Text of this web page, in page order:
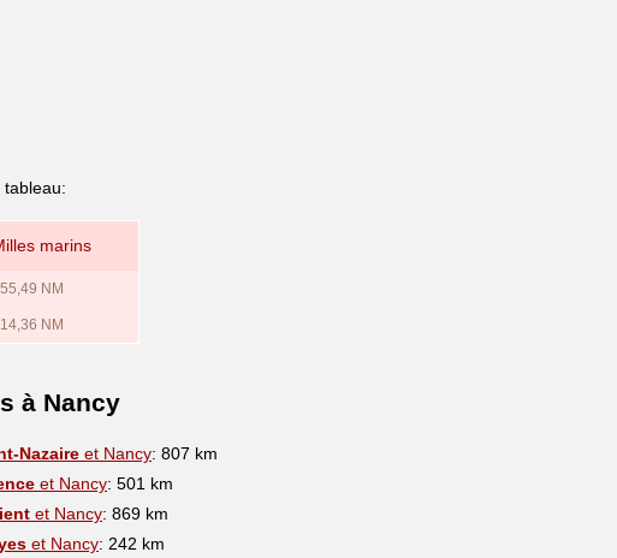
marins
NM
NM
à Nancy
Nazaire et Nancy: 807 km
et Nancy: 501 km
et Nancy: 869 km
et Nancy: 242 km